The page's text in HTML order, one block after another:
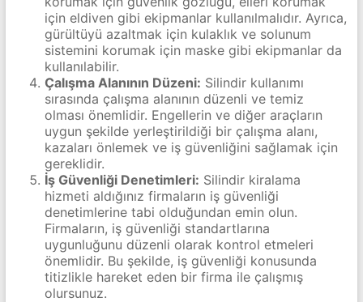
için eldiven gibi ekipmanlar kullanılmalıdır. Ayrıca,
gürültüyü azaltmak için kulaklık ve solunum
sistemini korumak için maske gibi ekipmanlar da
kullanılabilir.
Çalışma Alanının Düzeni: Silindir kullanımı
sırasında çalışma alanının düzenli ve temiz
olması önemlidir. Engellerin ve diğer araçların
uygun şekilde yerleştirildiği bir çalışma alanı,
kazaları önlemek ve iş güvenliğini sağlamak için
gereklidir.
İş Güvenliği Denetimleri: Silindir kiralama
hizmeti aldığınız firmaların iş güvenliği
denetimlerine tabi olduğundan emin olun.
Firmaların, iş güvenliği standartlarına
uygunluğunu düzenli olarak kontrol etmeleri
önemlidir. Bu şekilde, iş güvenliği konusunda
titizlikle hareket eden bir firma ile çalışmış
olursunuz.